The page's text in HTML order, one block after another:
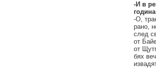
-И в
-О,
рано,
след
от
от
бях